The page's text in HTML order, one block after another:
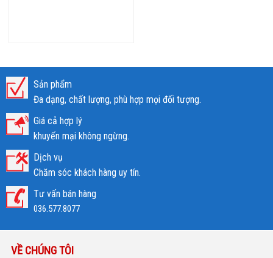
Sản phẩm
Đa dạng, chất lượng, phù hợp mọi đối tượng.
Giá cả hợp lý
khuyến mại không ngừng.
Dịch vụ
Chăm sóc khách hàng uy tín.
Tư vấn bán hàng
036.577.8077
VỀ CHÚNG TÔI